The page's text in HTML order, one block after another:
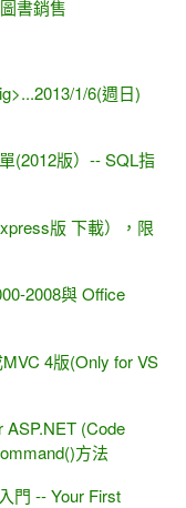
Framework對應
.NET面試決勝題
與 MySQL的設定
程式技巧進階班
的表格效果 -- 自動折
範例寶典 (人民郵電
-- Button_Click事
，不是去餐廳吃到